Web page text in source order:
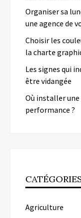
Organiser sa
une agence de
Choisir les
la charte
Les signes qui
être vidangée
Où installer
performance ?
Agriculture